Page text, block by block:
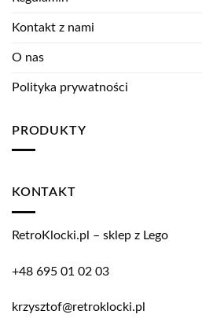
Kontakt z nami
O nas
Polityka prywatności
PRODUKTY
KONTAKT
RetroKlocki.pl – sklep z Lego
+48 695 01 02 03
krzysztof@retroklocki.pl